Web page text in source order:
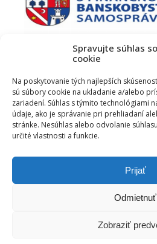
Spravujte súhlas
cookie
Na poskytovanie tých najlepších
sú súbory cookie na ukladanie a/alebo
zariadení. Súhlas s týmito technológiami
údaje, ako je správanie pri prehliadaní
stránke. Nesúhlas alebo odvolanie
určité vlastnosti a funkcie.
Prijať
Odmietnuť
Zobraziť
PODUJATIE
Letavy -